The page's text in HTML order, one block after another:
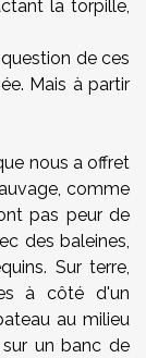
la torpille,
de ces
Mais à partir
nous a offret
comme
pas peur de
des baleines,
Sur terre,
à côté d'un
au milieu
un banc de